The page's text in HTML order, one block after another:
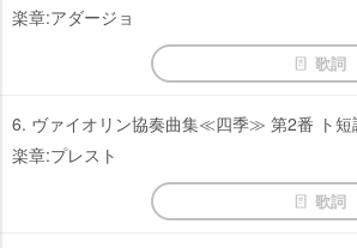
楽章:アダージョ
歌詞
6. ヴァイオリン協奏曲集≪四季≫ 第2番 ト短
楽章:プレスト
歌詞